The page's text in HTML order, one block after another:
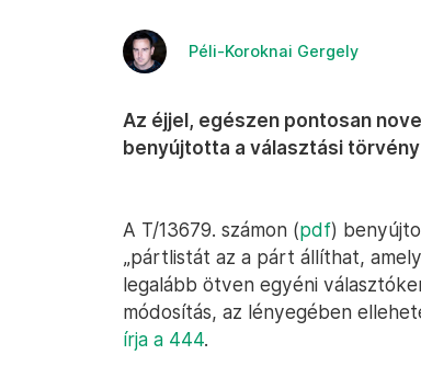
Péli-Koroknai Gergely
Az éjjel, egészen pontosan
benyújtotta a választási
A T/13679. számon (pdf)
„pártlistát az a párt állíthat,
legalább ötven egyéni
módosítás, az lényegében
írja a 444.